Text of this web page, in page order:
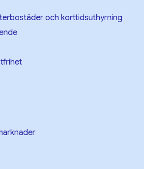
och korttidsuthyrning